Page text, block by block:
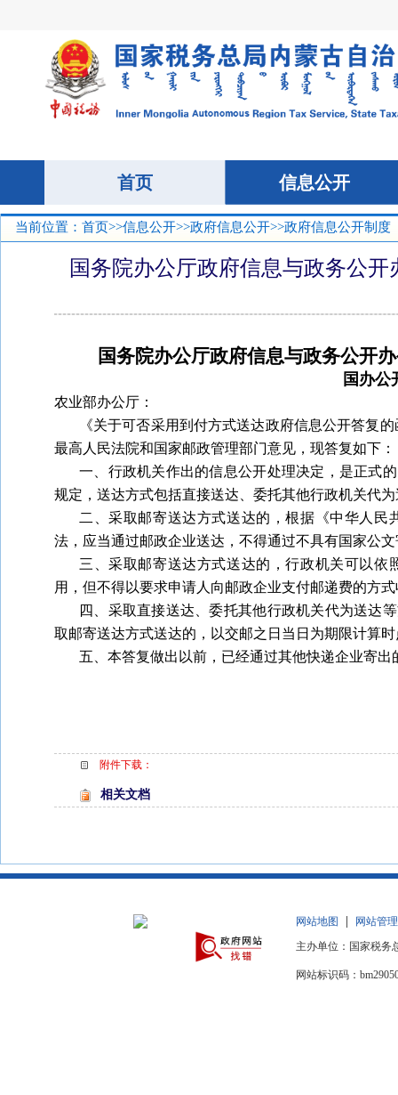
当前位置： 首页>>信息公开>>政府信息公开>>政府信息公开制度
国务院办公厅政府信息与政务公
国务院办公厅政府信息与政务公开
国办公
农业部办公厅：
《关于可否采用到付方式送达政府信息公开答复
最高人民法院和国家邮政管理部门意见，现答复如下：
一、行政机关作出的信息公开处理决定，是正式
规定，送达方式包括直接送达、委托其他行政机关代
二、采取邮寄送达方式送达的，根据《中华人
法，应当通过邮政企业送达，不得通过不具有国家公
三、采取邮寄送达方式送达的，行政机关可以
用，但不得以要求申请人向邮政企业支付邮递费的方
四、采取直接送达、委托其他行政机关代为送达
取邮寄送达方式送达的，以交邮之日当日为期限计算
五、本答复做出以前，已经通过其他快递企业寄
附件下载：
相关文档